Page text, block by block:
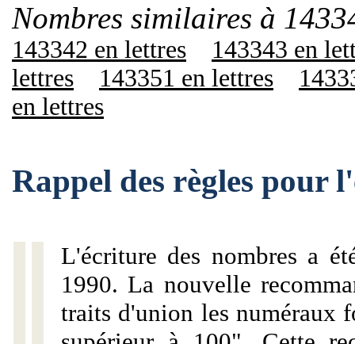
Nombres similaires à
143342 en lettres
143343 en
lettres
143351 en lettres
en lettres
Rappel des règles pour
L'écriture des nombres a
1990. La nouvelle
traits d'union les numéraux